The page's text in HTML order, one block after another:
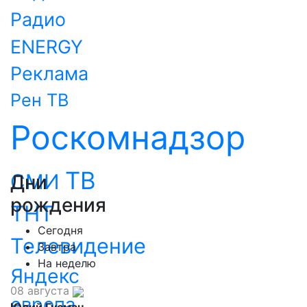
Радио
ENERGY
Реклама
Рен ТВ
Роскомнадзор
СМИ ТВ
ТНТ
Телевидение
Яндекс
Дни
рождения
Сегодня
Завтра
На неделю
08 августа